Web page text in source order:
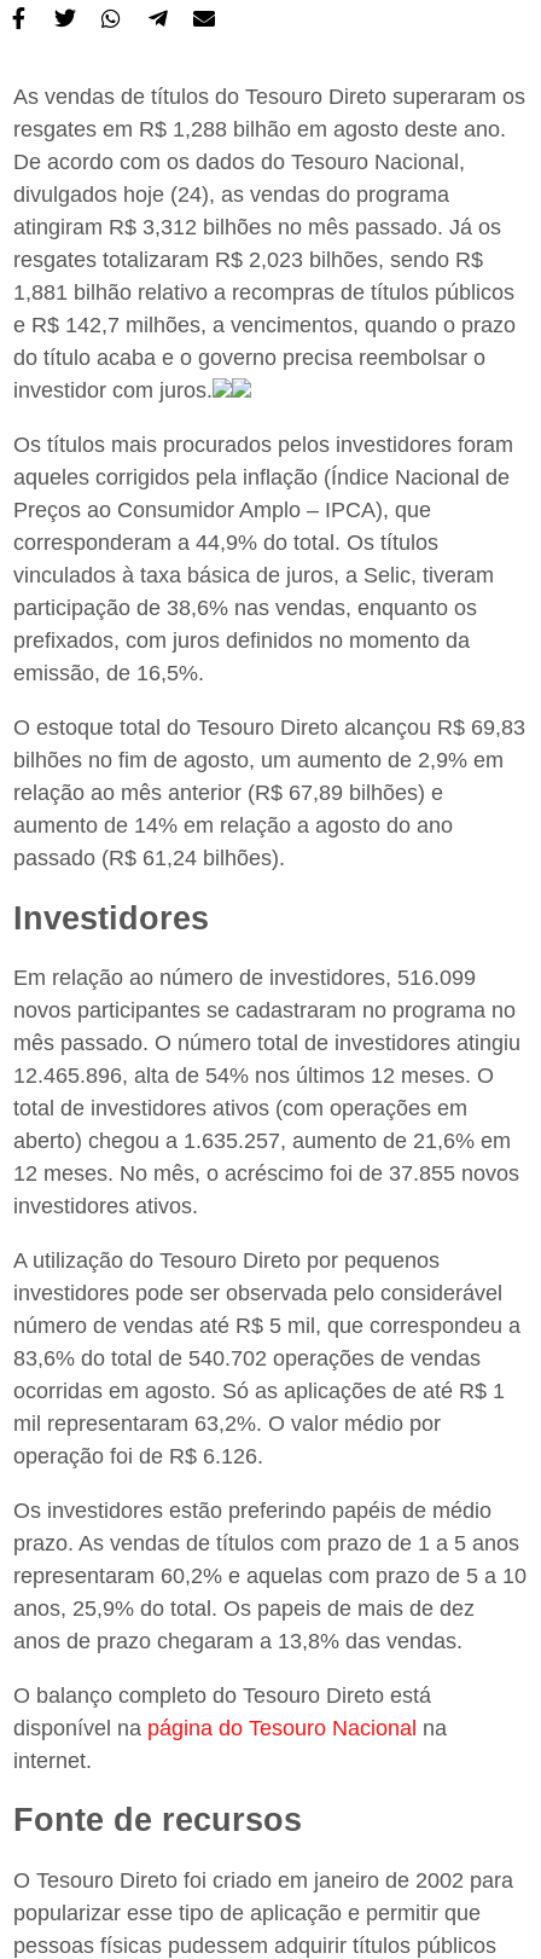
As vendas de títulos do Tesouro Direto superaram os
resgates em R$ 1,288 bilhão em agosto deste ano.
De acordo com os dados do Tesouro Nacional,
divulgados hoje (24), as vendas do programa
atingiram R$ 3,312 bilhões no mês passado. Já os
resgates totalizaram R$ 2,023 bilhões, sendo R$
1,881 bilhão relativo a recompras de títulos públicos
e R$ 142,7 milhões, a vencimentos, quando o prazo
do título acaba e o governo precisa reembolsar o
investidor com juros.
Os títulos mais procurados pelos investidores foram
aqueles corrigidos pela inflação (Índice Nacional de
Preços ao Consumidor Amplo – IPCA), que
corresponderam a 44,9% do total. Os títulos
vinculados à taxa básica de juros, a Selic, tiveram
participação de 38,6% nas vendas, enquanto os
prefixados, com juros definidos no momento da
emissão, de 16,5%.
O estoque total do Tesouro Direto alcançou R$ 69,83
bilhões no fim de agosto, um aumento de 2,9% em
relação ao mês anterior (R$ 67,89 bilhões) e
aumento de 14% em relação a agosto do ano
passado (R$ 61,24 bilhões).
Investidores
Em relação ao número de investidores, 516.099
novos participantes se cadastraram no programa no
mês passado. O número total de investidores atingiu
12.465.896, alta de 54% nos últimos 12 meses. O
total de investidores ativos (com operações em
aberto) chegou a 1.635.257, aumento de 21,6% em
12 meses. No mês, o acréscimo foi de 37.855 novos
investidores ativos.
A utilização do Tesouro Direto por pequenos
investidores pode ser observada pelo considerável
número de vendas até R$ 5 mil, que correspondeu a
83,6% do total de 540.702 operações de vendas
ocorridas em agosto. Só as aplicações de até R$ 1
mil representaram 63,2%. O valor médio por
operação foi de R$ 6.126.
Os investidores estão preferindo papéis de médio
prazo. As vendas de títulos com prazo de 1 a 5 anos
representaram 60,2% e aquelas com prazo de 5 a 10
anos, 25,9% do total. Os papeis de mais de dez
anos de prazo chegaram a 13,8% das vendas.
O balanço completo do Tesouro Direto está
disponível na página do Tesouro Nacional na
internet.
Fonte de recursos
O Tesouro Direto foi criado em janeiro de 2002 para
popularizar esse tipo de aplicação e permitir que
pessoas físicas pudessem adquirir títulos públicos